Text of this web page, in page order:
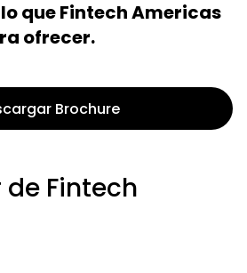
que Fintech Americas
ofrecer.
Brochure
de Fintech